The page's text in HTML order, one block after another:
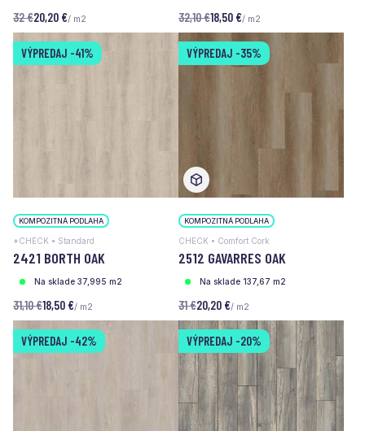
32 €20,20 €/ m2 32,10 €18,50 €/ m2
VÝPREDAJ -41%
KOMPOZITNÁ PODLAHA
*CHECK • Standard
2421 BORTH OAK
Na sklade 37,995 m2
31,10 €18,50 €/ m2
VÝPREDAJ -35%
KOMPOZITNÁ PODLAHA
CHECK • Comfort Cork
2512 GAVARRES OAK
Na sklade 137,67 m2
31 €20,20 €/ m2
VÝPREDAJ -42% VÝPREDAJ -20%